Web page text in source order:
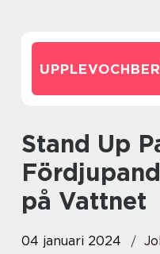
Stand Up Paddle En
på Vattnet
04 januari 2024